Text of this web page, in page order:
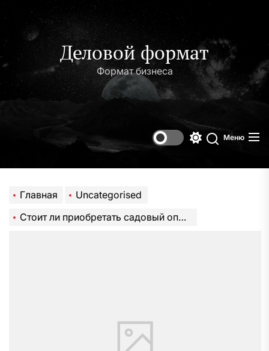
содержимому
Деловой формат
Формат бизнеса
Поиск
Меню
Главная
Uncategorised
Стоит ли приобретать садовый опрыскиватель Умница ОЭ 8л МИНИ